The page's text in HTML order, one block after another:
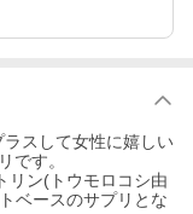
ラスして女性に嬉しい
です。
リン(トウモロコシ由
ベースのサプリとな